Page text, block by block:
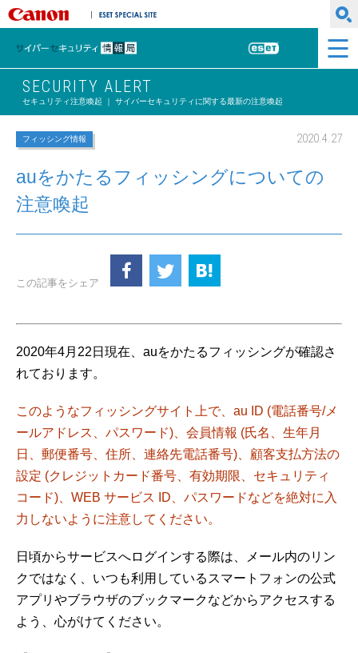
キヤノンマーケティングジャパン株式会社
サイバーセキュリティ情報局
ESET
SECURITY ALERT
セキュリティ注意喚起 ｜ サイバーセキュリティに関する最新の注意喚起
フィッシング情報 2020.4.27
auをかたるフィッシングについての
注意喚起
この記事をシェア
2020年4月22日現在、auをかたるフィッシングが確認さ
れております。
このようなフィッシングサイト上で、au ID (電話番号/メ
ールアドレス、パスワード)、会員情報 (氏名、生年月
日、郵便番号、住所、連絡先電話番号)、顧客支払方法の
設定 (クレジットカード番号、有効期限、セキュリティ
コード)、WEB サービス ID、パスワードなどを絶対に入
力しないように注意してください。
日頃からサービスへログインする際は、メール内のリン
クではなく、いつも利用しているスマートフォンの公式
アプリやブラウザのブックマークなどからアクセスする
よう、心がけてください。